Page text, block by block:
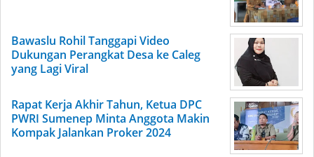
Bawaslu Rohil Tanggapi Video
Dukungan Perangkat Desa ke Caleg
yang Lagi Viral
Rapat Kerja Akhir Tahun, Ketua DPC
PWRI Sumenep Minta Anggota Makin
Kompak Jalankan Proker 2024